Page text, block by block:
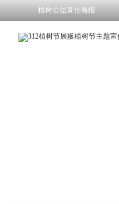
植树公益宣传海报